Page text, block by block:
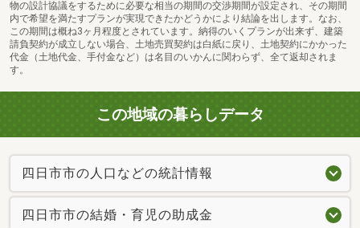
物の設計協議をするために必要な相当の期間の交渉期間が設定され、その期間
内で希望を満たすプランが実現できたかどうかにより結論を出します。なお、
この期間は概ね3ヶ月程度とされています。納得のいくプランが出来ず、建築
請負契約が成立しない場合、土地売買契約は白紙に戻り、土地契約にかかった
代金（土地代金、手付金など）は名目のいかんに関わらず、全て返却されま
す。
この地域の暮らしデータ
四日市市の人口などの統計情報
四日市市の結婚・育児の助成金